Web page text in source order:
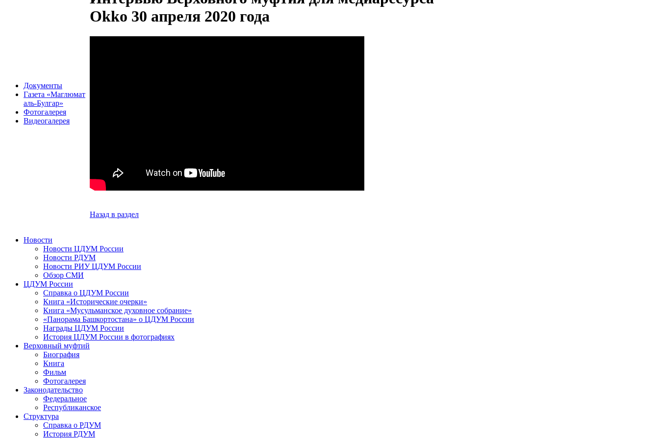
Документы
Газета «Маглюмат
аль-Булгар»
Фотогалерея
Видеогалерея
Okko 30 апреля 2020 года
Назад в раздел
Новости
Новости ЦДУМ России
Новости РДУМ
Новости РИУ ЦДУМ России
Обзор СМИ
ЦДУМ России
Справка о ЦДУМ России
Книга «Исторические очерки»
Книга «Мусульманское духовное собрание»
«Панорама Башкортостана» о ЦДУМ России
Награды ЦДУМ России
История ЦДУМ России в фотографиях
Верховный муфтий
Биография
Книга
Фильм
Фотогалерея
Законодательство
Федеральное
Республиканское
Структура
Справка о РДУМ
История РДУМ